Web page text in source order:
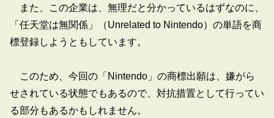
また、この企業は、無理だと分かっているはずなのに、
「任天堂は無関係」（Unrelated to Nintendo）の単語を商
標登録しようともしています。
このため、今回の「Nintendo」の商標出願は、嫌がら
せされている状態でもあるので、対抗措置として行ってい
る部分もあるかもしれません。